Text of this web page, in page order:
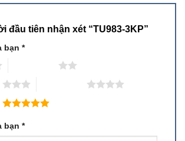
đầu tiên nhận xét “TU983-3KP”
bạn *
bạn *